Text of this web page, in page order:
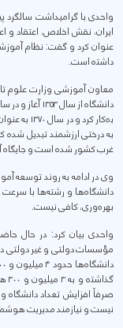
واحدی با گرامیداشت سالگرد
ایران، نقش اخلاص، اعتقاد و
عنوان کرد و گفت: نظام
داشتە است.
معاون آموزشی وزارت علوم
بەکار
به درختی ارزشمند تبدیل
غرب کشور شده است و جایگاه
وی در ادامه به روند توسعه
دانشگاه‌ها و رشته‌ها با
بهره‌وری، کافی نیست.
مؤسسات دولتی و غیر دولتی
صرفاً افزایش تعداد دانشگاه
نیست و نیازمند مدیریت